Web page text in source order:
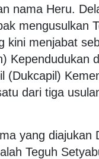
nama Heru.
mengusulkan
kini menjabat
Kependudukan
(Dukcapil)
dari tiga
yang diajukan
Teguh